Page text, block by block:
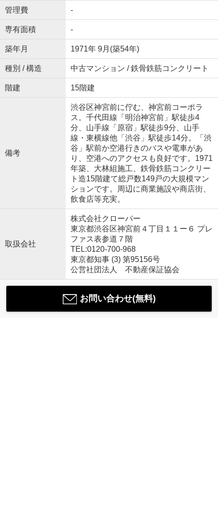
管理費 -
専有面積 -
築年月 1971年 9月(築54年)
種別 / 構造 中古マンション / 鉄骨鉄筋コンクリート
階建 15階建
備考
渋谷区神宮前に佇む、神宮前コーポラ
ス。千代田線「明治神宮前」駅徒歩4
分、山手線「原宿」駅徒歩9分、山手
線・東横線他「渋谷」駅徒歩14分。「渋
谷」駅前か空港行きのバスや電車があ
り、空港へのアクセスも良好です。1971
年築、大林組施工、鉄骨鉄筋コンクリー
ト造15階建て総戸数149戸の大規模マン
ションです。周辺に商業施設や商店街、
飲食店等充実。
取扱会社
株式会社クローバー
東京都渋谷区神宮前４丁目１１ー６ プレ
ファス表参道７階
TEL:0120-700-968
東京都知事 (3) 第95156号
公営社団法人 不動産保証協会
お問い合わせ(無料)